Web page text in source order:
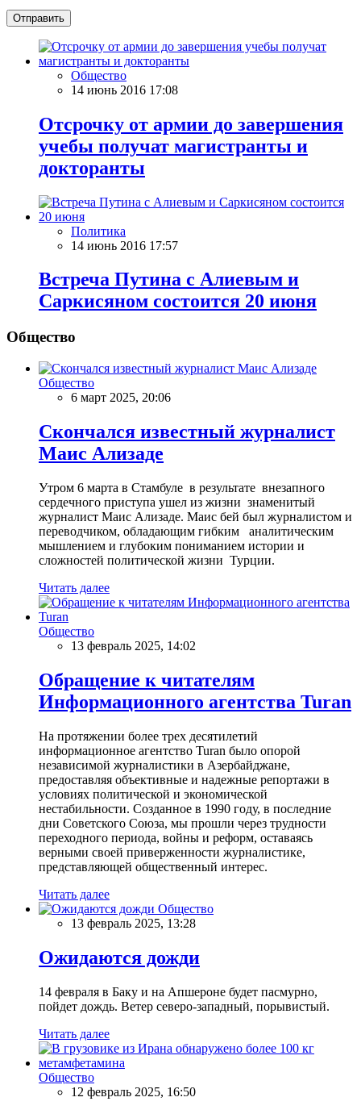
Отправить
Общество
14 июнь 2016 17:08
Отсрочку от армии до завершения
учебы получат магистранты и
докторанты
Политика
14 июнь 2016 17:57
Встреча Путина с Алиевым и
Саркисяном состоится 20 июня
Общество
Общество
6 март 2025, 20:06
Скончался известный журналист
Маис Ализаде
Утром 6 марта в Стамбуле в результате внезапного
сердечного приступа ушел из жизни знаменитый
журналист Маис Ализаде. Маис бей был журналистом и
переводчиком, обладающим гибким аналитическим
мышлением и глубоким пониманием истории и
сложностей политической жизни Турции.
Читать далее
Общество
13 февраль 2025, 14:02
Обращение к читателям
Информационного агентства Turan
На протяжении более трех десятилетий
информационное агентство Turan было опорой
независимой журналистики в Азербайджане,
предоставляя объективные и надежные репортажи в
условиях политической и экономической
нестабильности. Созданное в 1990 году, в последние
дни Советского Союза, мы прошли через трудности
переходного периода, войны и реформ, оставаясь
верными своей приверженности журналистике,
представляющей общественный интерес.
Читать далее
Общество
13 февраль 2025, 13:28
Ожидаются дожди
14 февраля в Баку и на Апшероне будет пасмурно,
пойдет дождь. Ветер северо-западный, порывистый.
Читать далее
Общество
12 февраль 2025, 16:50